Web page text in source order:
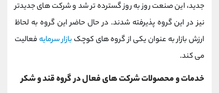
جدید، این صنعت روز به روز گسترده تر شد و شرکت های جدیدتر
نیز در این گروه پذیرفته شدند. در حال حاضر این گروه به لحاظ
ارزش بازار به عنوان یکی از گروه های کوچک بازار سرمایه فعالیت
می کند.
خدمات و محصولات شرکت های فعال در گروه قند و شکر